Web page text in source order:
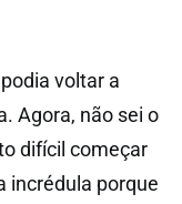
voltar a
Agora, não sei o
difícil começar
incrédula porque